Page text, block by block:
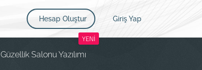
Giriş Yap
Hesap Oluştur
YENİ
Güzellik Salonu Yazılımı